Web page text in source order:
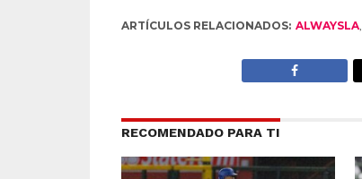
ARTÍCULOS RELACIONADOS: ALWAYSLA,
RECOMENDADO PARA TI